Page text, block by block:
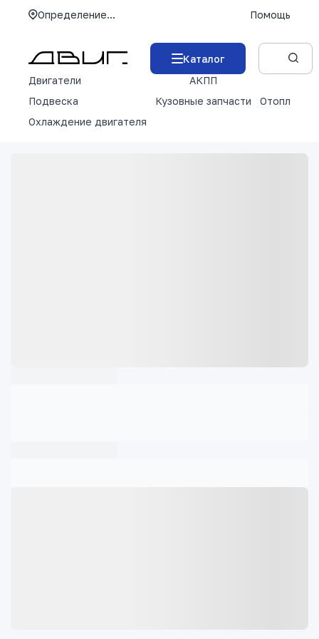
Определение... Помощь
Каталог
Двигатели
АКПП
Подвеска
Кузовные запчасти
Отопление
Охлаждение двигателя